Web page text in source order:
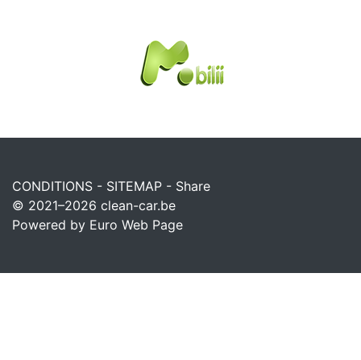
CONDITIONS - SITEMAP - Share
© 2021–2026 clean-car.be
Powered by Euro Web Page